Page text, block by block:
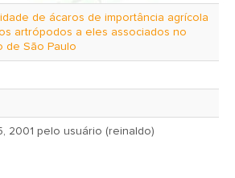
de ácaros de importância agrícola
artrópodos a eles associados no
de São Paulo
Oct. 25, 2001 pelo usuário (reinaldo)